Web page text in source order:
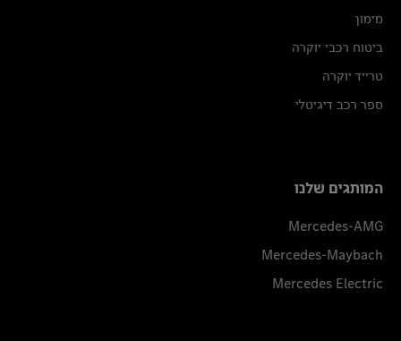
מימון
ביטוח רכבי יוקרה
טרייד יוקרה
ספר רכב דיגיטלי
המותגים שלנו
Mercedes-AMG
Mercedes-Maybach
Mercedes Electric